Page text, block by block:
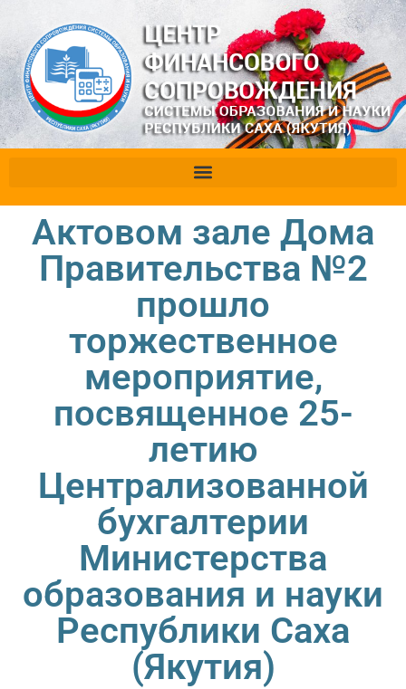
Актовом зале Дома
Правительства №2
прошло
торжественное
мероприятие,
посвященное 25-
летию
Централизованной
бухгалтерии
Министерства
образования и науки
Республики Саха
(Якутия)